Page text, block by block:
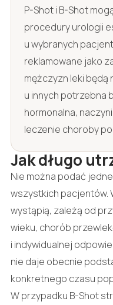
P-Shot i B-Shot
procedury urologii
u wybranych
reklamowane jako
mężczyzn leki będą
u innych potrzebna
hormonalna,
leczenie choroby
Jak długo
Nie można podać
wszystkich pacjentów.
wystąpią, zależą od
wieku, chorób
i indywidualnej
nie daje obecnie
konkretnego czasu
W przypadku B-Shot